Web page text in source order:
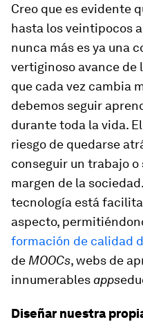
Creo que es evidente
hasta los veintipocos
nunca más es ya una
vertiginoso avance de
que cada vez cambia
debemos seguir
durante toda la vida.
riesgo de quedarse
conseguir un trabajo
margen de la
tecnología está
aspecto,
formación de calidad
de MOOCs, webs de
innumerablesapps
Diseñar nuestra